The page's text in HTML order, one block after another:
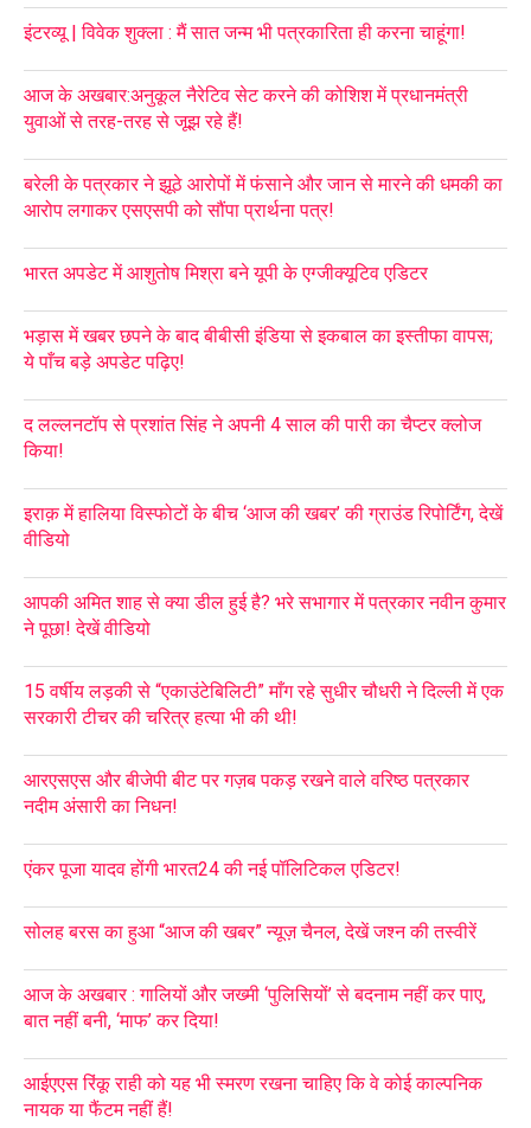
इंटरव्यू | विवेक शुक्ला : मैं सात जन्म भी पत्रकारिता ही करना चाहूंगा!
आज के अखबार:अनुकूल नैरेटिव सेट करने की कोशिश में प्रधानमंत्री
युवाओं से तरह-तरह से जूझ रहे हैं!
बरेली के पत्रकार ने झूठे आरोपों में फंसाने और जान से मारने की धमकी का
आरोप लगाकर एसएसपी को सौंपा प्रार्थना पत्र!
भारत अपडेट में आशुतोष मिश्रा बने यूपी के एग्जीक्यूटिव एडिटर
भड़ास में खबर छपने के बाद बीबीसी इंडिया से इकबाल का इस्तीफा वापस;
ये पाँच बड़े अपडेट पढ़िए!
द लल्लनटॉप से प्रशांत सिंह ने अपनी 4 साल की पारी का चैप्टर क्लोज
किया!
इराक़ में हालिया विस्फोटों के बीच ‘आज की खबर’ की ग्राउंड रिपोर्टिंग, देखें
वीडियो
आपकी अमित शाह से क्या डील हुई है? भरे सभागार में पत्रकार नवीन कुमार
ने पूछा! देखें वीडियो
15 वर्षीय लड़की से “एकाउंटेबिलिटी” माँग रहे सुधीर चौधरी ने दिल्ली में एक
सरकारी टीचर की चरित्र हत्या भी की थी!
आरएसएस और बीजेपी बीट पर गज़ब पकड़ रखने वाले वरिष्ठ पत्रकार
नदीम अंसारी का निधन!
एंकर पूजा यादव होंगी भारत24 की नई पॉलिटिकल एडिटर!
सोलह बरस का हुआ “आज की खबर” न्यूज़ चैनल, देखें जश्न की तस्वीरें
आज के अखबार : गालियों और जख्मी ‘पुलिसियों’ से बदनाम नहीं कर पाए,
बात नहीं बनी, ‘माफ’ कर दिया!
आईएएस रिंकू राही को यह भी स्मरण रखना चाहिए कि वे कोई काल्पनिक
नायक या फैंटम नहीं हैं!